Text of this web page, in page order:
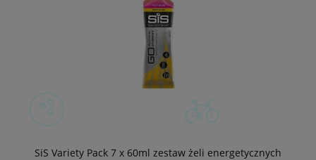
SiS Variety Pack 7 x 60ml zestaw żeli energetycznych